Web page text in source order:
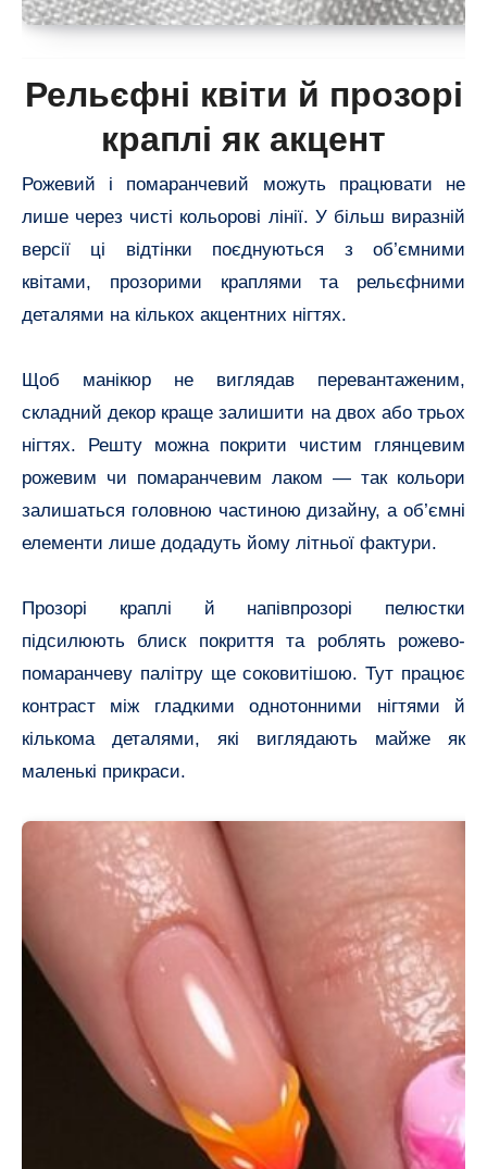
Рельєфні квіти й прозорі
краплі як акцент
Рожевий і помаранчевий можуть працювати не
лише через чисті кольорові лінії. У більш виразній
версії ці відтінки поєднуються з об’ємними
квітами, прозорими краплями та рельєфними
деталями на кількох акцентних нігтях.
Щоб манікюр не виглядав перевантаженим,
складний декор краще залишити на двох або трьох
нігтях. Решту можна покрити чистим глянцевим
рожевим чи помаранчевим лаком — так кольори
залишаться головною частиною дизайну, а об’ємні
елементи лише додадуть йому літньої фактури.
Прозорі краплі й напівпрозорі пелюстки
підсилюють блиск покриття та роблять рожево-
помаранчеву палітру ще соковитішою. Тут працює
контраст між гладкими однотонними нігтями й
кількома деталями, які виглядають майже як
маленькі прикраси.